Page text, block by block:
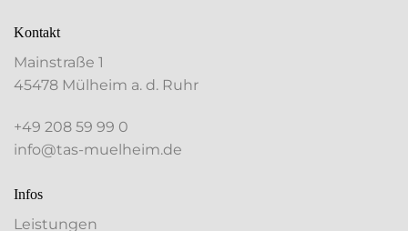
Kontakt
Mainstraße 1
45478 Mülheim a. d. Ruhr
+49 208 59 99 0
info@tas-muelheim.de
Infos
Leistungen